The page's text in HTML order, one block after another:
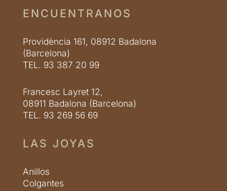
ENCUENTRANOS
Providència 161, 08912 Badalona
(Barcelona)
TEL. 93 387 20 99
Francesc Layret 12,
08911 Badalona (Barcelona)
TEL. 93 269 56 69
LAS JOYAS
Anillos
Colgantes